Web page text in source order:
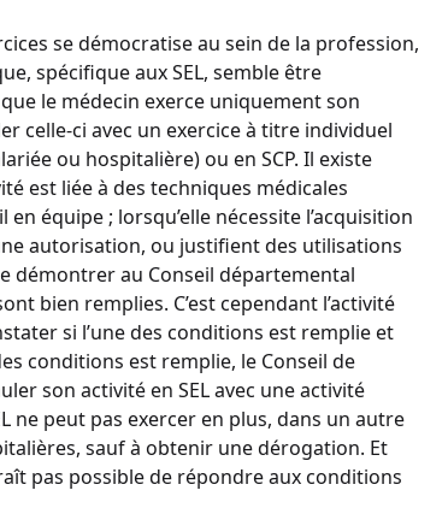
se démocratise au sein de la profession,
spécifique aux SEL, semble être
le médecin exerce uniquement son
celle-ci avec un exercice à titre individuel
ou hospitalière) ou en SCP. Il existe
est liée à des techniques médicales
équipe ; lorsqu’elle nécessite l’acquisition
autorisation, ou justifient des utilisations
démontrer au Conseil départemental
bien remplies. C’est cependant l’activité
si l’une des conditions est remplie et
conditions est remplie, le Conseil de
son activité en SEL avec une activité
ne peut pas exercer en plus, dans un autre
sauf à obtenir une dérogation. Et
pas possible de répondre aux conditions